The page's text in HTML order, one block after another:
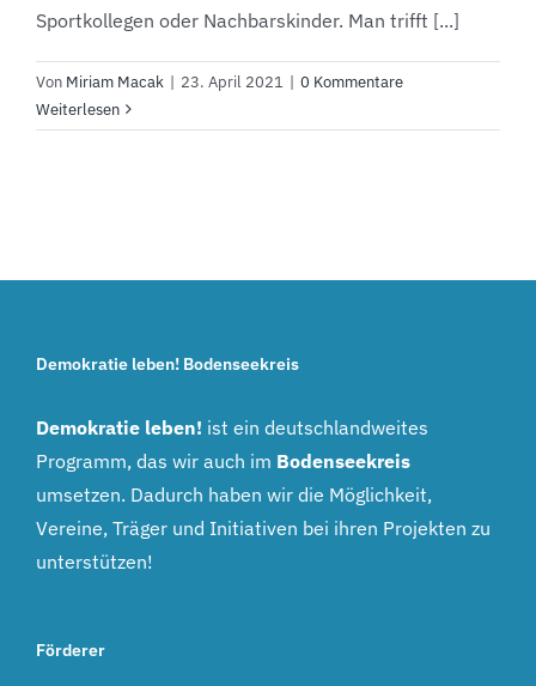
Sportkollegen oder Nachbarskinder. Man trifft [...]
Von Miriam Macak | 23. April 2021 | 0 Kommentare
Weiterlesen
Demokratie leben! Bodenseekreis
Demokratie leben! ist ein deutschlandweites
Programm, das wir auch im Bodenseekreis
umsetzen. Dadurch haben wir die Möglichkeit,
Vereine, Träger und Initiativen bei ihren Projekten zu
unterstützen!
Förderer